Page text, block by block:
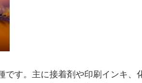
です。主に接着剤や印刷インキ、